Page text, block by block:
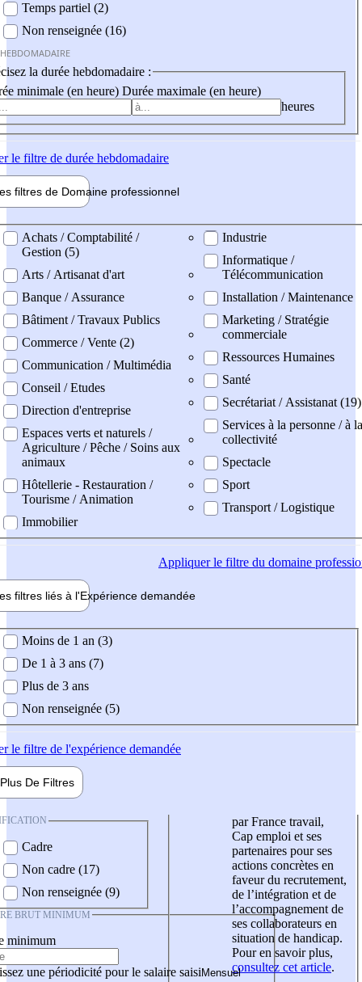
Temps partiel (2)
Non renseignée (16)
la durée hebdomadaire :
minimale (en heure) Durée maximale (en heure)
heures
le filtre de durée hebdomadaire
filtres de Domaine professionnel
professionel
Achats / Comptabilité /
Gestion (5)
Arts / Artisanat d'art
Banque / Assurance
Bâtiment / Travaux Publics
Commerce / Vente (2)
Communication / Multimédia
Conseil / Etudes
Direction d'entreprise
Espaces verts et naturels /
Agriculture / Pêche / Soins aux
animaux
Hôtellerie - Restauration /
Tourisme / Animation
Immobilier
Industrie
Informatique /
Télécommunication
Installation / Maintenance
Marketing / Stratégie
commerciale
Ressources Humaines
Santé
Secrétariat / Assistanat (19)
Services à la personne / à la
collectivité
Spectacle
Sport
Transport / Logistique
Appliquerle filtre du domaine
filtres liés à l'Expérience demandée
demandée
Moins de 1 an (3)
De 1 à 3 ans (7)
Plus de 3 ans
Non renseignée (5)
le filtre de l'expérience demandée
Plus De Filtres
Cadre
Non cadre (17)
Non renseignée (9)
BRUT MINIMUM
minimum
une périodicité pour le salaire saisi
par France travail,
Cap emploi et ses
partenaires pour ses
actions concrètes en
faveur du recrutement,
de l’intégration et de
l’accompagnement de
ses collaborateurs en
situation de handicap.
Pour en savoir plus,
consultez cet article.